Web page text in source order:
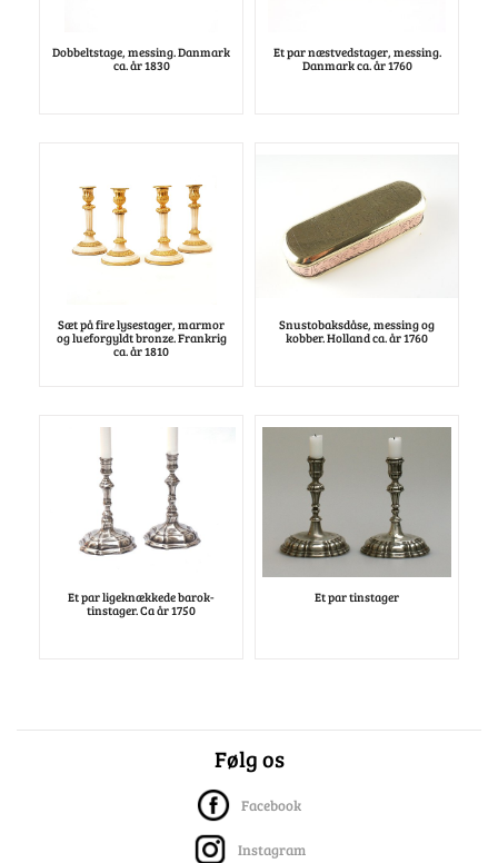
Dobbeltstage, messing. Danmark
ca. år 1830
Et par næstvedstager, messing.
Danmark ca. år 1760
Sæt på fire lysestager, marmor
og lueforgyldt bronze. Frankrig
ca. år 1810
Snustobaksdåse, messing og
kobber. Holland ca. år 1760
Et par ligeknækkede barok-
tinstager. Ca år 1750
Et par tinstager
Følg os
Facebook
Instagram